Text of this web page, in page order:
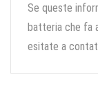
Se queste
batteria che fa
esitate a